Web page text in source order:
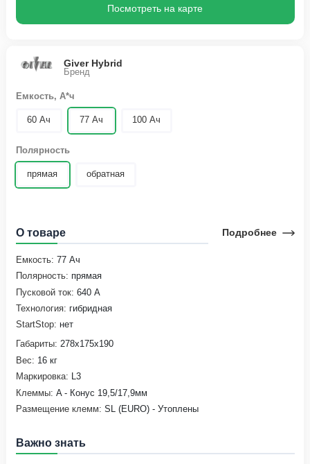
Giver Hybrid
Бренд
Емкость, А*ч
60 Ач 77 Ач 100 Ач
Полярность
прямая обратная
О товаре Подробнее
Емкость: 77 Ач
Полярность: прямая
Пусковой ток: 640 А
Технология: гибридная
StartStop: нет
Габариты: 278х175х190
Вес: 16 кг
Маркировка: L3
Клеммы: A - Конус 19,5/17,9мм
Размещение клемм: SL (EURO) - Утоплены
Важно знать
Посмотреть на карте